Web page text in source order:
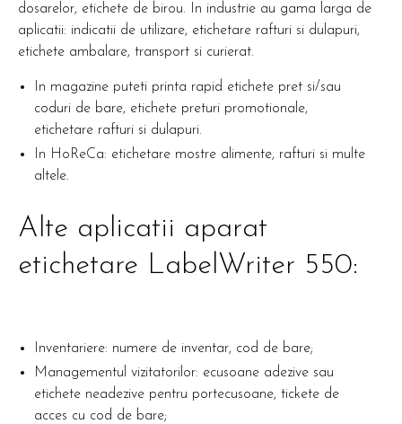
dosarelor, etichete de birou. In industrie au gama larga de
aplicatii: indicatii de utilizare, etichetare rafturi si dulapuri,
etichete ambalare, transport si curierat.
In magazine puteti printa rapid etichete pret si/sau
coduri de bare, etichete preturi promotionale,
etichetare rafturi si dulapuri.
In HoReCa: etichetare mostre alimente, rafturi si multe
altele.
Alte aplicatii aparat
etichetare LabelWriter 550:
Inventariere: numere de inventar, cod de bare;
Managementul vizitatorilor: ecusoane adezive sau
etichete neadezive pentru portecusoane, tickete de
acces cu cod de bare;